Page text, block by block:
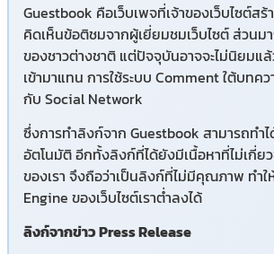
Guestbook คือเว็บเพจที่เจ้าของเว็บไซต์ส
คิดเห็นข้อติชมจากผู้เยี่ยมชมเว็บไซต์ ส่วนม
ของชาวต่างชาติ แต่ปัจจุบันอาจจะไม่นิยมแล้
เข้ามาแทน การใช้ระบบ Comment ใต้บทค
กับ Social Network
ซึ่งการทำลิงก์จาก Guestbook สามารถทำ
อัตโนมัติ อีกทั้งลิงก์ที่ได้ยังมีเนื้อหาที่ไม่เกี่ย
ของเรา จึงถือว่าเป็นลิงก์ที่ไม่มีคุณภาพ ทำ
Engine ของเว็บไซต์เราต่ำลงได้
ลิงก์จากข่าว Press Release